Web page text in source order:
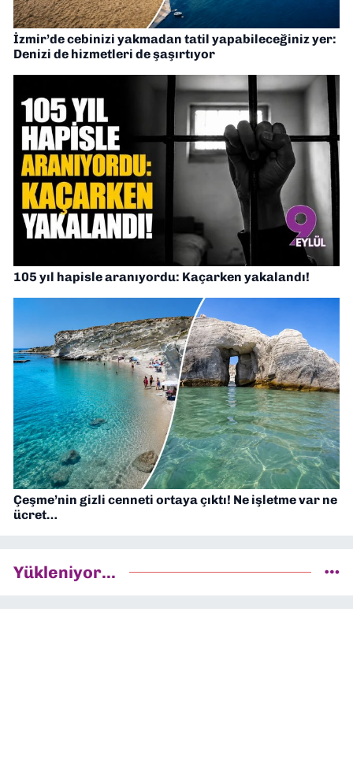
İzmir’de cebinizi yakmadan tatil yapabileceğiniz yer:
Denizi de hizmetleri de şaşırtıyor
105 yıl hapisle aranıyordu: Kaçarken yakalandı!
Çeşme’nin gizli cenneti ortaya çıktı! Ne işletme var ne
ücret…
Yükleniyor...